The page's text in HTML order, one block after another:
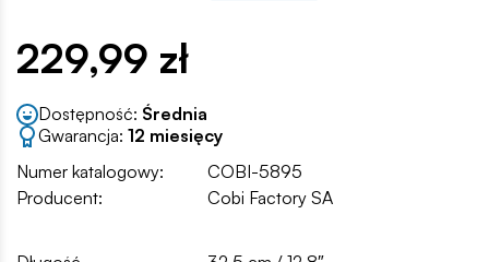
229,99 zł
Dostępność: Średnia
Gwarancja: 12 miesięcy
Numer katalogowy:
COBI-5895
Producent:
Cobi Factory SA